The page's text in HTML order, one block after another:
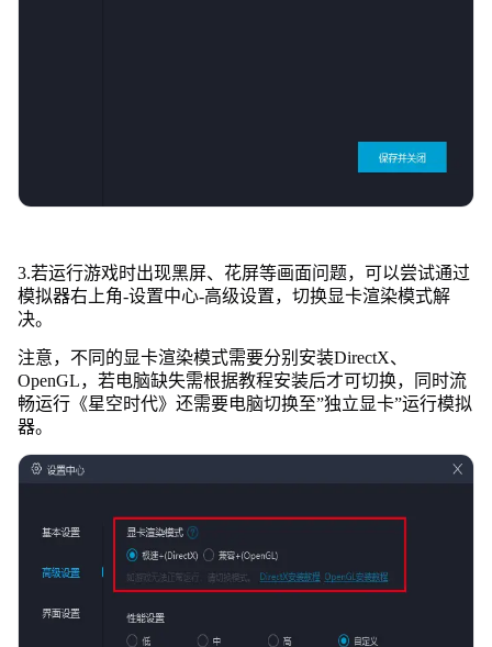
3.若运行游戏时出现黑屏、花屏等画面问题，可以尝试通过
模拟器右上角-设置中心-高级设置，切换显卡渲染模式解
决。
注意，不同的显卡渲染模式需要分别安装DirectX、
OpenGL，若电脑缺失需根据教程安装后才可切换，同时流
畅运行《星空时代》还需要电脑切换至”独立显卡”运行模拟
器。